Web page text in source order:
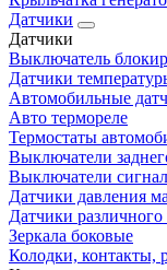
Датчики
Датчики
Выключатель
Датчики
Автомобильные
Авто термореле
Термостаты
Выключатели
Выключатели
Датчики давления
Датчики различного
Зеркала боковые
Колодки, контакты,